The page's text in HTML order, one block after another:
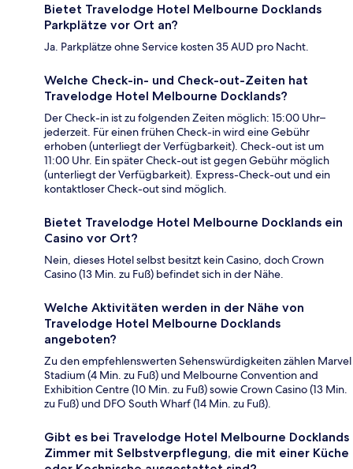
Bietet Travelodge Hotel Melbourne Docklands
Parkplätze vor Ort an?
Ja. Parkplätze ohne Service kosten 35 AUD pro Nacht.
Welche Check-in- und Check-out-Zeiten hat
Travelodge Hotel Melbourne Docklands?
Der Check-in ist zu folgenden Zeiten möglich: 15:00 Uhr–
jederzeit. Für einen frühen Check-in wird eine Gebühr
erhoben (unterliegt der Verfügbarkeit). Check-out ist um
11:00 Uhr. Ein später Check-out ist gegen Gebühr möglich
(unterliegt der Verfügbarkeit). Express-Check-out und ein
kontaktloser Check-out sind möglich.
Bietet Travelodge Hotel Melbourne Docklands ein
Casino vor Ort?
Nein, dieses Hotel selbst besitzt kein Casino, doch Crown
Casino (13 Min. zu Fuß) befindet sich in der Nähe.
Welche Aktivitäten werden in der Nähe von
Travelodge Hotel Melbourne Docklands
angeboten?
Zu den empfehlenswerten Sehenswürdigkeiten zählen Marvel
Stadium (4 Min. zu Fuß) und Melbourne Convention and
Exhibition Centre (10 Min. zu Fuß) sowie Crown Casino (13 Min.
zu Fuß) und DFO South Wharf (14 Min. zu Fuß).
Gibt es bei Travelodge Hotel Melbourne Docklands
Zimmer mit Selbstverpflegung, die mit einer Küche